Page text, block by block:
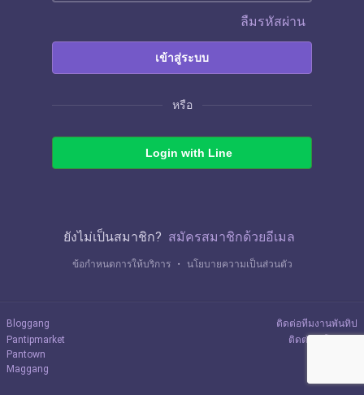
ลืมรหัสผ่าน
เข้าสู่ระบบ
หรือ
Login with Line
ยังไม่เป็นสมาชิก? สมัครสมาชิกด้วยอีเมล
ข้อกำหนดการให้บริการ ・ นโยบายความเป็นส่วนตัว
Bloggang
Pantipmarket
Pantown
Maggang
ติดต่อทีมงานพันทิป
ติดต่อลงโฆษณา